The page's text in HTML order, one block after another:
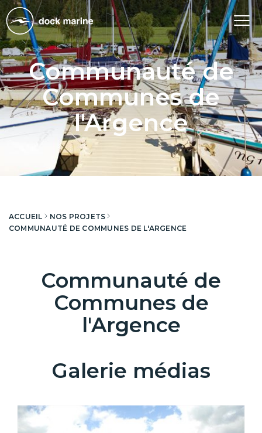
Communauté de
Communes de
l'Argence
ACCUEIL
NOS PROJETS
COMMUNAUTÉ DE COMMUNES DE L'ARGENCE
Communauté de
Communes de
l'Argence
Galerie médias